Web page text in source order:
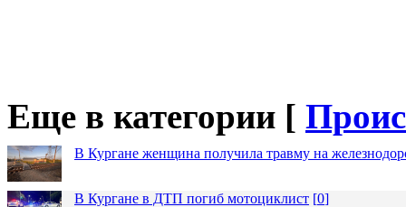
Еще в категории [
В Кургане женщина получила травму на
В Кургане в ДТП погиб мотоциклист [0]